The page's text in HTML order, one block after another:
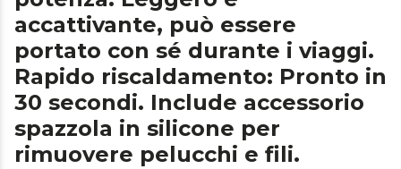
accattivante, può essere
portato con sé durante i viaggi.
Rapido riscaldamento: Pronto in
30 secondi. Include accessorio
spazzola in silicone per
rimuovere pelucchi e fili.